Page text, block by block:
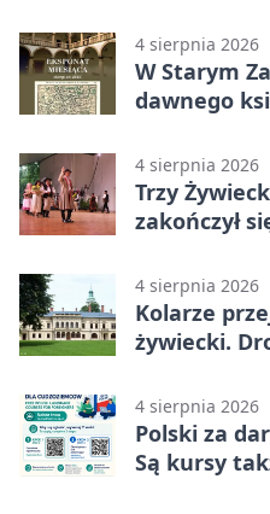
4 sierpnia 2026
W Starym
dawnego
4 sierpnia 2026
Trzy
zakończył
4 sierpnia 2026
Kolarze
żywiecki.
4 sierpnia 2026
Polski za
Są kursy